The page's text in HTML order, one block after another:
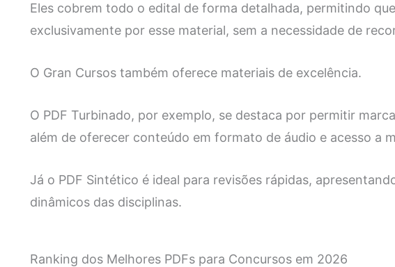
Eles cobrem todo o edital de forma detalhada, permitindo
exclusivamente por esse material, sem a necessidade de
O Gran Cursos também oferece materiais de excelência.
O PDF Turbinado, por exemplo, se destaca por permitir
além de oferecer conteúdo em formato de áudio e acesso a
Já o PDF Sintético é ideal para revisões rápidas,
dinâmicos das disciplinas.
Ranking dos Melhores PDFs para Concursos em 2026